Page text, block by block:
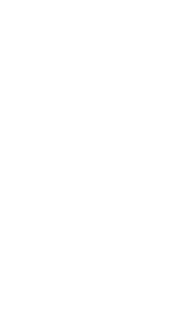
kan bli i framtiden, har
med innspill til en
Arkitekter, Norconsult
å utvikle hvert sitt
Disse vil da bli utstilt
innspill til forslagene.
slik at vi kan få til en
kan utvikle nye Rosenholm
Nøkkelen til suksess for
samarbeidsprosesser,
boligbygging sør i Oslo, og
flere store